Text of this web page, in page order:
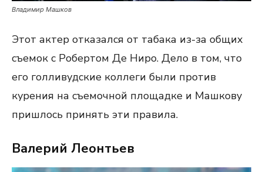
Владимир Машков
Этот актер отказался от табака из-за общих
съемок с Робертом Де Ниро. Дело в том, что
его голливудские коллеги были против
курения на съемочной площадке и Машкову
пришлось принять эти правила.
Валерий Леонтьев